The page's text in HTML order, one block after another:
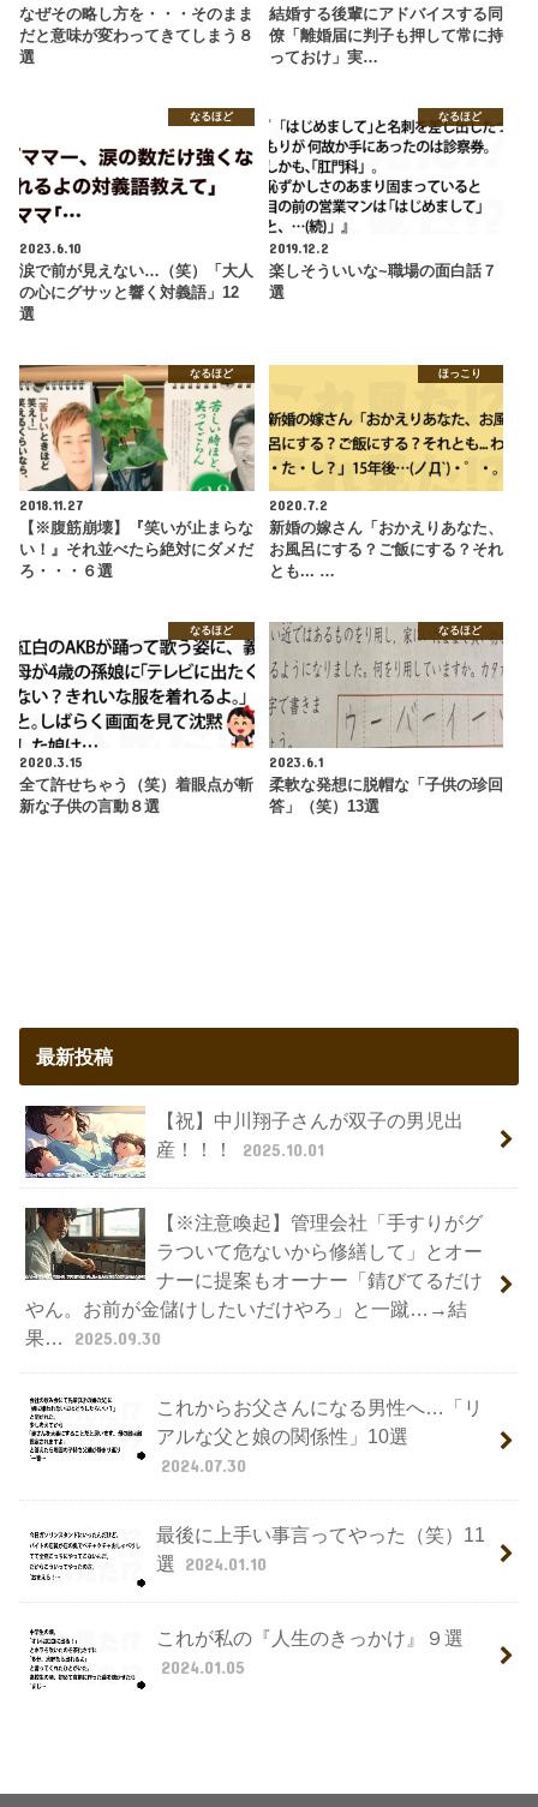
なぜその略し方を・・・そのまま
だと意味が変わってきてしまう８
選
結婚する後輩にアドバイスする同
僚「離婚届に判子も押して常に持
っておけ」実…
なるほど
2023.6.10
涙で前が見えない…（笑）「大人
の心にグサッと響く対義語」12
選
なるほど
2019.12.2
楽しそういいな~職場の面白話７
選
なるほど
2018.11.27
【※腹筋崩壊】『笑いが止まらな
い！』それ並べたら絶対にダメだ
ろ・・・６選
ほっこり
2020.7.2
新婚の嫁さん「おかえりあなた、
お風呂にする？ご飯にする？それ
とも... …
なるほど
2020.3.15
全て許せちゃう（笑）着眼点が斬
新な子供の言動８選
なるほど
2023.6.1
柔軟な発想に脱帽な「子供の珍回
答」（笑）13選
最新投稿
【祝】中川翔子さんが双子の男児出
産！！！
2025.10.01
【※注意喚起】管理会社「手すりがグ
ラついて危ないから修繕して」とオー
ナーに提案もオーナー「錆びてるだけ
やん。お前が金儲けしたいだけやろ」と一蹴…→結
果…
2025.09.30
これからお父さんになる男性へ…「リ
アルな父と娘の関係性」10選
2024.07.30
最後に上手い事言ってやった（笑）11
選 2024.01.10
これが私の『人生のきっかけ』９選
2024.01.05